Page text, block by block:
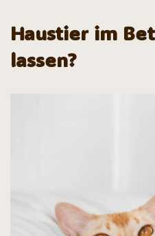
Haustier im
lassen?